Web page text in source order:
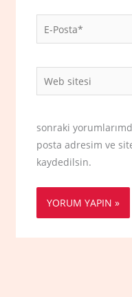
Posta*
Web
sitesi
sonraki
posta adresim ve
kaydedilsin.